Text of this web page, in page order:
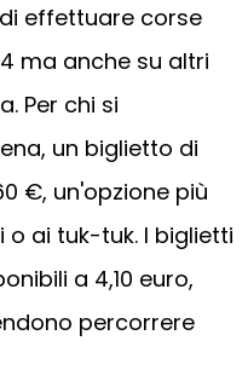
effettuare corse
ma anche su altri
Per chi si
un biglietto di
€, un'opzione più
ai tuk-tuk. I biglietti
a 4,10 euro,
percorrere